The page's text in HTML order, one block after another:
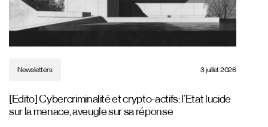
Newsletters 3 juillet 2026
[Edito] Cybercriminalité et crypto-actifs: l’Etat lucide
sur la menace, aveugle sur sa réponse